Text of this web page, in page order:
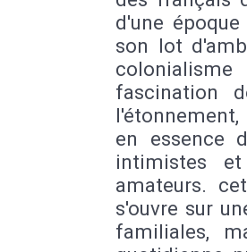
d'une
son lot
fascination
en essence
intimistes
amateurs.
s'ouvre sur
familiales,